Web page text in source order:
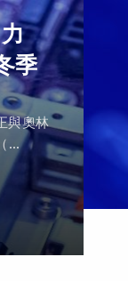
季
與奧林
...